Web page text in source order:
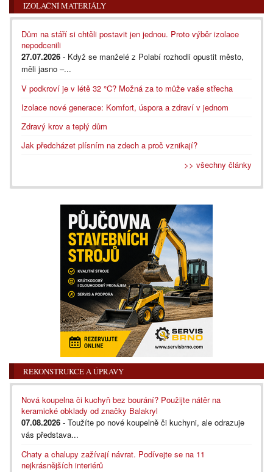
IZOLAČNÍ MATERIÁLY
Dům na stáří si chtěli postavit jen jednou. Proto výběr izolace
nepodcenili
27.07.2026 - Když se manželé z Polabí rozhodli opustit město,
měli jasno –...
V podkroví je v létě 32 °C? Možná za to může vaše střecha
Izolace nové generace: Komfort, úspora a zdraví v jednom
Zdravý krov a teplý dům
Jak předcházet plísním na zdech a proč vznikají?
>> všechny články
REKONSTRUKCE A ÚPRAVY
Nová koupelna či kuchyň bez bourání? Použijte nátěr na
keramické obklady od značky Balakryl
07.08.2026 - Toužíte po nové koupelně či kuchyni, ale odrazuje
vás představa...
Chaty a chalupy zažívají návrat. Podívejte se na 11
nejkrásnějších interiérů